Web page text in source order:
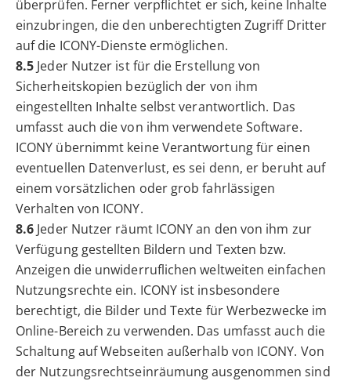
überprüfen. Ferner verpflichtet er sich, keine Inhalte
einzubringen, die den unberechtigten Zugriff Dritter
auf die ICONY-Dienste ermöglichen.
8.5 Jeder Nutzer ist für die Erstellung von
Sicherheitskopien bezüglich der von ihm
eingestellten Inhalte selbst verantwortlich. Das
umfasst auch die von ihm verwendete Software.
ICONY übernimmt keine Verantwortung für einen
eventuellen Datenverlust, es sei denn, er beruht auf
einem vorsätzlichen oder grob fahrlässigen
Verhalten von ICONY.
8.6 Jeder Nutzer räumt ICONY an den von ihm zur
Verfügung gestellten Bildern und Texten bzw.
Anzeigen die unwiderruflichen weltweiten einfachen
Nutzungsrechte ein. ICONY ist insbesondere
berechtigt, die Bilder und Texte für Werbezwecke im
Online-Bereich zu verwenden. Das umfasst auch die
Schaltung auf Webseiten außerhalb von ICONY. Von
der Nutzungsrechtseinräumung ausgenommen sind